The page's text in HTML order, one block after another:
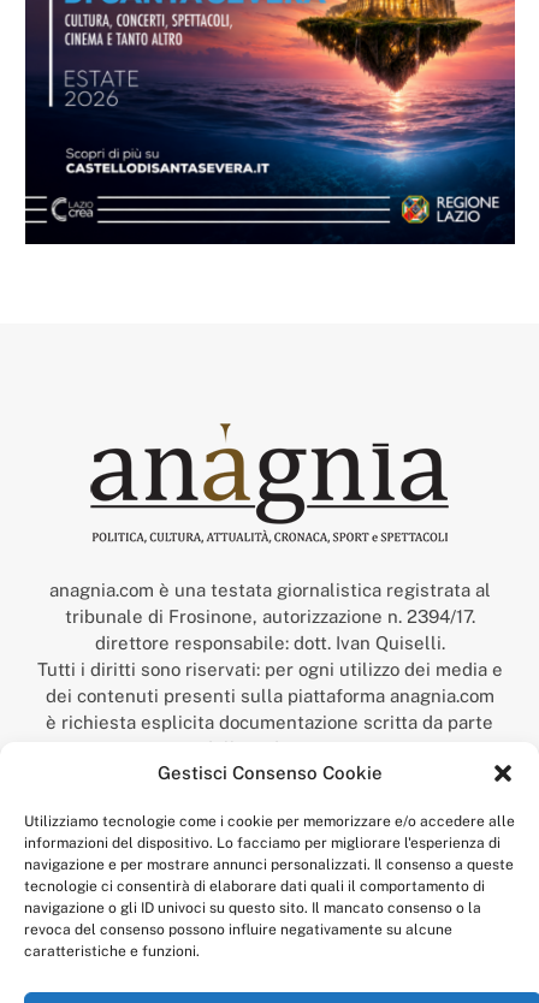
Gestisci Consenso Cookie
Utilizziamo tecnologie come i cookie per memorizzare e/o accedere alle
informazioni del dispositivo. Lo facciamo per migliorare l'esperienza di
navigazione e per mostrare annunci personalizzati. Il consenso a queste
tecnologie ci consentirà di elaborare dati quali il comportamento di
navigazione o gli ID univoci su questo sito. Il mancato consenso o la
revoca del consenso possono influire negativamente su alcune
caratteristiche e funzioni.
anagnia.com è una testata giornalistica registrata al
tribunale di Frosinone, autorizzazione n. 2394/17.
direttore responsabile: dott. Ivan Quiselli.
Tutti i diritti sono riservati: per ogni utilizzo dei media e
dei contenuti presenti sulla piattaforma anagnia.com
è richiesta esplicita documentazione scritta da parte
della redazione.
“Anagnia” è un marchio registrato presso l’Ufficio Italiano
Economico,
num. registrazione: 302017000014044 del 9 febbraio 2017.
Per contatti:redazione@anagnia.com